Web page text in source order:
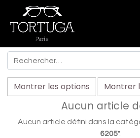
Montrer les options Montrer
Aucun article
Aucun article défini dans la
6205".